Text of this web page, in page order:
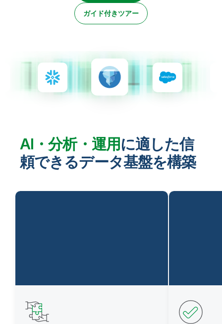
ガイド付きツアー
AI・分析・運用に適した信
頼できるデータ基盤を構築